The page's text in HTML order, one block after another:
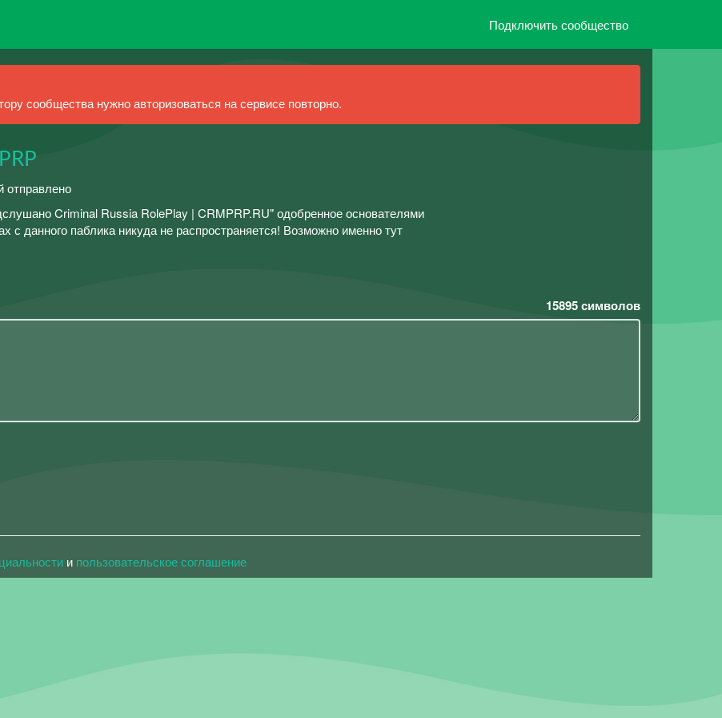
Подключить сообщество
сообщества нужно авторизоваться на сервисе повторно.
отправлено
Criminal Russia RolePlay | CRMPRP.RU" одобренное основателями
с данного паблика никуда не распространяется! Возможно именно тут
15895символов
и пользовательское соглашение